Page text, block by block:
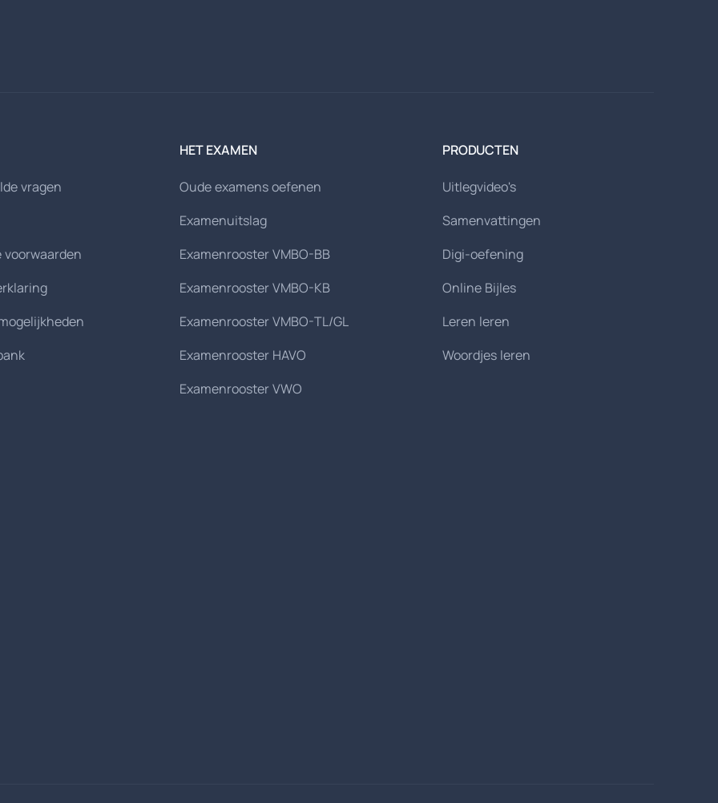
vragen
voorwaarden
HET EXAMEN
Oude examens oefenen
Examenuitslag
Examenrooster VMBO-BB
Examenrooster VMBO-KB
Examenrooster VMBO-TL/GL
Examenrooster HAVO
Examenrooster VWO
PRODUCTEN
Uitlegvideo's
Samenvattingen
Digi-oefening
Online Bijles
Leren leren
Woordjes leren